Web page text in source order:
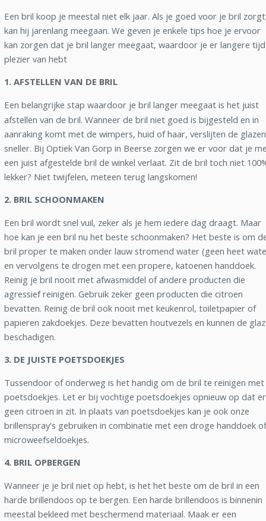
Een bril koop je meestal niet elk jaar. Als je goed voor je bril
kan hij jarenlang meegaan. We geven je enkele tips hoe je ervoor
kan zorgen dat je bril langer meegaat, waardoor je er langere tijd
plezier van hebt
1. AFSTELLEN VAN DE BRIL
Een belangrijke stap waardoor je bril langer meegaat is het juist
afstellen van de bril. Wanneer de bril niet goed is bijgesteld en in
aanraking komt met de wimpers, huid of haar, verslijten de glazen
sneller. Bij Optiek Van Gorp in Beerse zorgen we er voor dat je
een juist afgestelde bril de winkel verlaat. Zit de bril toch niet
lekker? Niet twijfelen, meteen terug langskomen!
2. BRIL SCHOONMAKEN
Een bril wordt snel vuil, zeker als je hem iedere dag draagt. Maar
hoe kan je een bril nu het beste schoonmaken? Het beste is om
bril proper te maken onder lauw stromend water (geen heet
en vervolgens te drogen met een propere, katoenen handdoek.
Reinig je bril nooit met afwasmiddel of andere producten die
agressief reinigen. Gebruik zeker geen producten die citroen
bevatten. Reinig de bril ook nooit met keukenrol, toiletpapier of
papieren zakdoekjes. Deze bevatten houtvezels en kunnen de
beschadigen.
3. DE JUISTE POETSDOEKJES
Tussendoor of onderweg is het handig om de bril te reinigen met
poetsdoekjes. Let er bij vochtige poetsdoekjes opnieuw op dat er
geen citroen in zit. In plaats van poetsdoekjes kan je ook onze
brillenspray's gebruiken in combinatie met een droge handdoek of
microweefseldoekjes.
4. BRIL OPBERGEN
Wanneer je je bril niet op hebt, is het het beste om de bril in een
harde brillendoos op te bergen. Een harde brillendoos is binnenin
meestal bekleed met beschermend materiaal. Maak er een